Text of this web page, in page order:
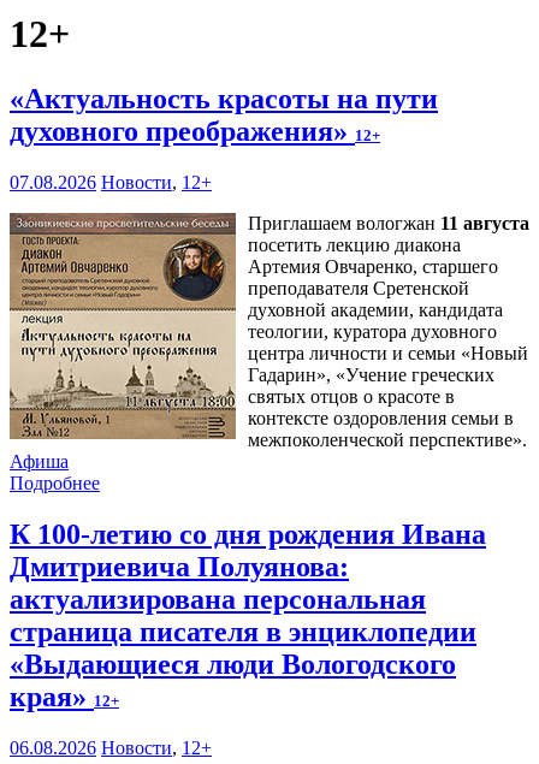
12+
«Актуальность красоты на пути
духовного преображения» 12+
07.08.2026 Новости, 12+
Приглашаем вологжан 11 августа
посетить лекцию диакона
Артемия Овчаренко, старшего
преподавателя Сретенской
духовной академии, кандидата
теологии, куратора духовного
центра личности и семьи «Новый
Гадарин», «Учение греческих
святых отцов о красоте в
контексте оздоровления семьи в
межпоколенческой перспективе».
Афиша
Подробнее
К 100-летию со дня рождения Ивана
Дмитриевича Полуянова:
актуализирована персональная
страница писателя в энциклопедии
«Выдающиеся люди Вологодского
края» 12+
06.08.2026 Новости, 12+